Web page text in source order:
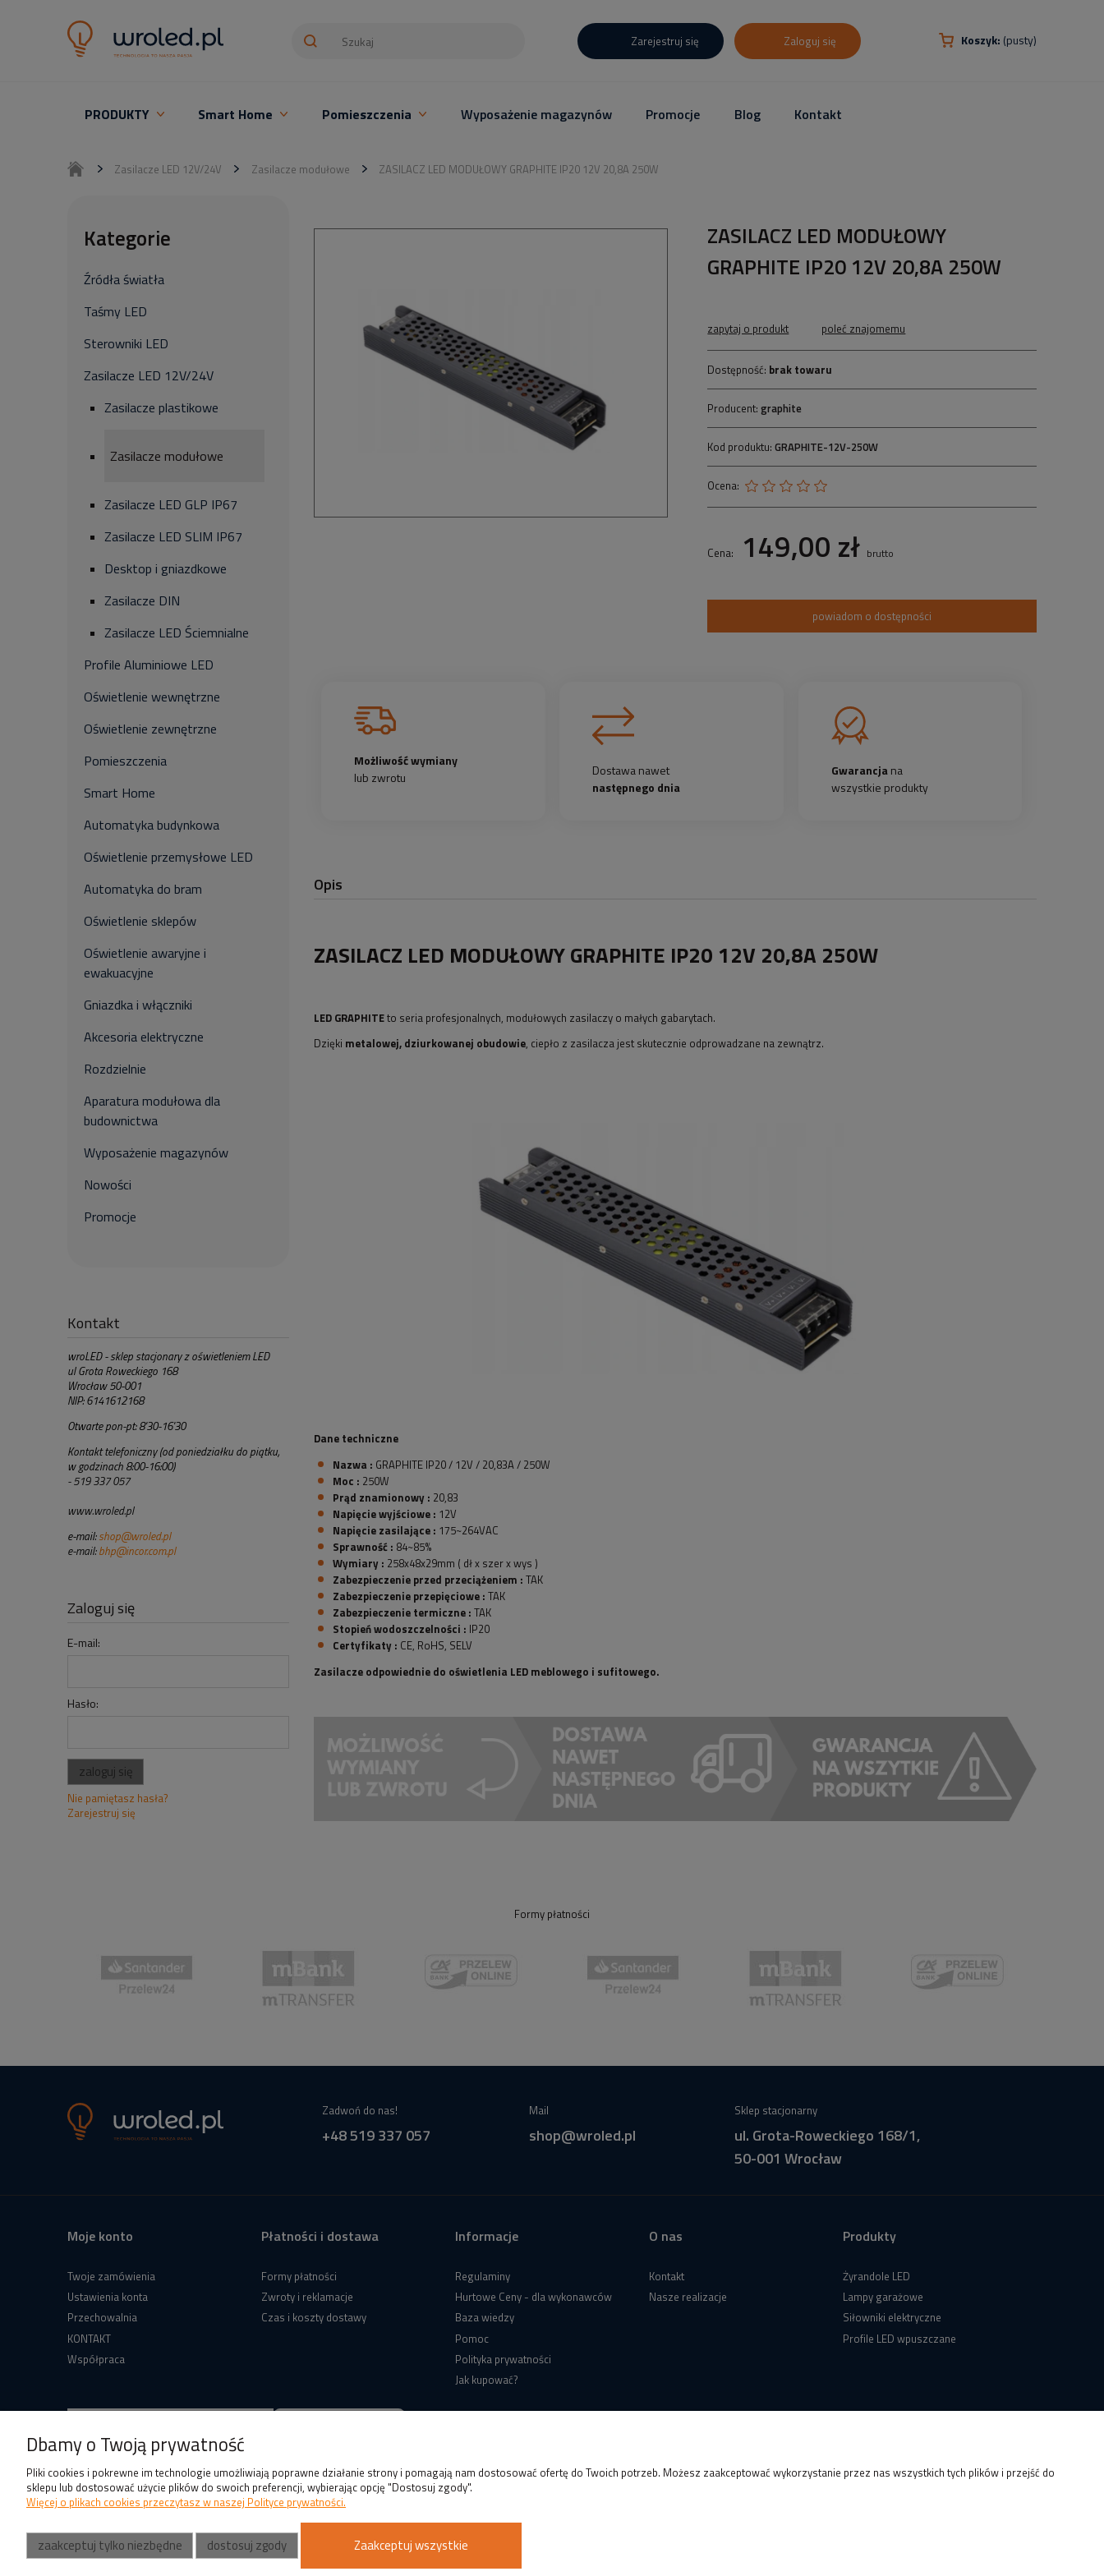
Koszyk: (pusty)
Zarejestruj się Zaloguj się
PRODUKTY Smart Home Pomieszczenia Wyposażenie magazynów Promocje Blog Kontakt
Zasilacze LED 12V/24V Zasilacze modułowe ZASILACZ LED MODUŁOWY GRAPHITE IP20 12V 20,8A 250W
Kategorie
Źródła światła
Taśmy LED
Sterowniki LED
Zasilacze LED 12V/24V
Zasilacze plastikowe
Zasilacze modułowe
Zasilacze LED GLP IP67
Zasilacze LED SLIM IP67
Desktop i gniazdkowe
Zasilacze DIN
Zasilacze LED Ściemnialne
Profile Aluminiowe LED
Oświetlenie wewnętrzne
Oświetlenie zewnętrzne
Pomieszczenia
Smart Home
Automatyka budynkowa
Oświetlenie przemysłowe LED
Automatyka do bram
Oświetlenie sklepów
Oświetlenie awaryjne i
ewakuacyjne
Gniazdka i włączniki
Akcesoria elektryczne
Rozdzielnie
Aparatura modułowa dla
budownictwa
Wyposażenie magazynów
Nowości
Promocje
Kontakt
wroLED - sklep stacjonary z oświetleniem LED
ul Grota Roweckiego 168
Wrocław 50-001
NIP: 6141612168
Otwarte pon-pt: 8'30-16'30
Kontakt telefoniczny (od poniedziałku do piątku,
w godzinach 8:00-16:00)
- 519 337 057
www.wroled.pl
e-mail: shop@wroled.pl
e-mail:bhp@incor.com.pl
Zaloguj się
E-mail:
Hasło:
zaloguj się
Nie pamiętasz hasła?
Zarejestruj się
ZASILACZ LED MODUŁOWY
GRAPHITE IP20 12V 20,8A 250W
zapytaj o produkt poleć znajomemu
Dostępność: brak towaru
Producent:graphite
Kod produktu: GRAPHITE-12V-250W
Ocena:
Cena: 149,00 zł brutto
powiadom o dostępności
Możliwość wymiany
lub zwrotu
Dostawa nawet
następnego dnia
Gwarancjana
wszystkie produkty
Opis
ZASILACZ LED MODUŁOWY GRAPHITE IP20 12V 20,8A 250W
LED GRAPHITEto seria profesjonalnych, modułowych zasilaczy o małych gabarytach.
Dzięki metalowej, dziurkowanej obudowie, ciepło z zasilacza jest skutecznie odprowadzane na zewnątrz.
Dane techniczne
Nazwa : GRAPHITE IP20 / 12V / 20,83A / 250W
Moc : 250W
Prąd znamionowy : 20,83
Napięcie wyjściowe : 12V
Napięcie zasilające : 175~264VAC
Sprawność : 84~85%
Wymiary : 258x48x29mm ( dł x szer x wys )
Zabezpieczenie przed przeciążeniem : TAK
Zabezpieczenie przepięciowe : TAK
Zabezpieczenie termiczne : TAK
Stopień wodoszczelności : IP20
Certyfikaty : CE, RoHS, SELV
Zasilacze odpowiednie do oświetlenia LED meblowego i sufitowego.
Formy płatności
Zadwoń do nas!
+48 519 337 057
Mail
shop@wroled.pl
Sklep stacjonarny
ul. Grota-Roweckiego 168/1,
50-001 Wrocław
Moje konto
Twoje zamówienia
Ustawienia konta
Przechowalnia
KONTAKT
Współpraca
Płatności i dostawa
Formy płatności
Zwroty i reklamacje
Czas i koszty dostawy
Informacje
Regulaminy
Hurtowe Ceny - dla wykonawców
Baza wiedzy
Pomoc
Polityka prywatności
Jak kupować?
O nas
Kontakt
Nasze realizacje
Produkty
Żyrandole LED
Lampy garażowe
Siłowniki elektryczne
Profile LED wpuszczane
Dbamy o Twoją prywatność
Pliki cookies i pokrewne im technologie umożliwiają poprawne działanie strony i pomagają nam dostosować ofertę do Twoich potrzeb. Możesz zaakceptować wykorzystanie przez nas wszystkich tych plików i przejść do
sklepu lub dostosować użycie plików do swoich preferencji, wybierając opcję "Dostosuj zgody".
Więcej o plikach cookies przeczytasz w naszej Polityce prywatności.
zaakceptuj tylko niezbędne dostosuj zgody Zaakceptuj wszystkie